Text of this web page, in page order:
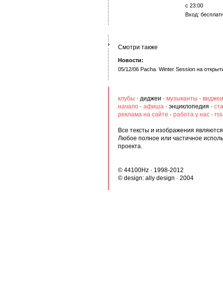
c 23:00
Вход:
Смотри также
Новости:
05/12/06 Pacha. Winter Session на
клубы · диджеи · музыканты · виджеи
начало · афиша · энциклопедия ·
реклама на сайте · работа у нас ·
Все тексты и изображения
Любое полное или частичное
проекта.
© 44100Hz · 1998-2012
© design: ally design · 2004